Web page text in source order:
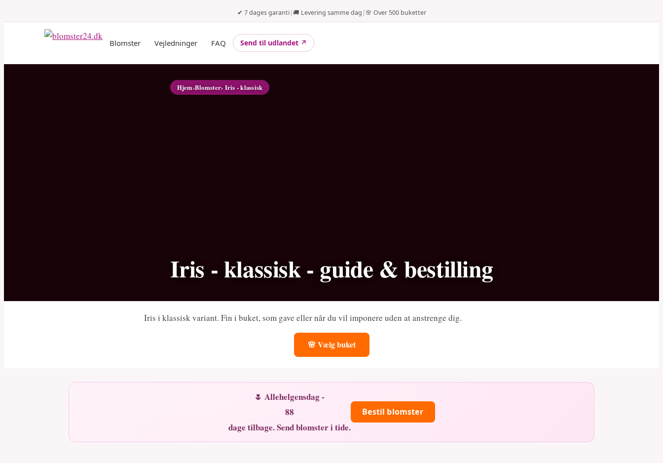
✔ 7 dages garanti|🚚 Levering samme dag |🌸 Over 500 buketter
Blomster Vejledninger FAQ Send til udlandet ↗
Hjem›Blomster› Iris - klassisk
Iris - klassisk - guide & bestilling
Iris i klassisk variant. Fin i buket, som gave eller når du vil imponere uden at anstrenge dig.
🌸 Vælg buket
🌷 Allehelgensdag -
88
dage tilbage. Send blomster i tide.
Bestil blomster